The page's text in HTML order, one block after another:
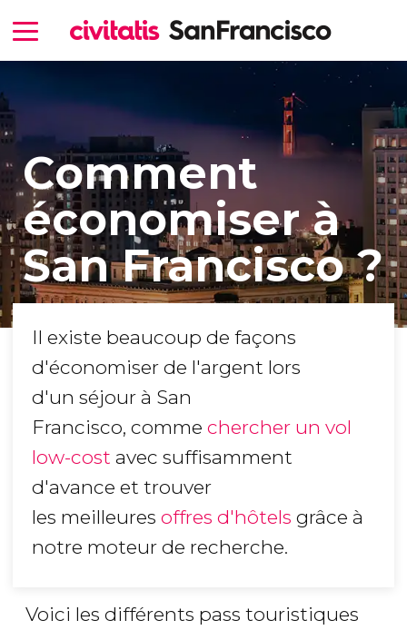
Comment
économiser à
San Francisco ?
Il existe beaucoup de façons
d'économiser de l'argent lors
d'un séjour à San
Francisco, comme chercher un vol
low-cost avec suffisamment
d'avance et trouver
les meilleures offres d'hôtels grâce à
notre moteur de recherche.
Voici les différents pass touristiques